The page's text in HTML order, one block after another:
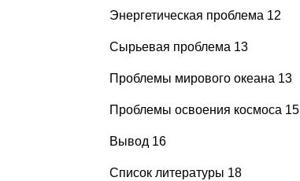
Энергетическая проблема 12
Сырьевая проблема 13
Проблемы мирового океана 13
Проблемы освоения космоса 15
Вывод 16
Список литературы 18